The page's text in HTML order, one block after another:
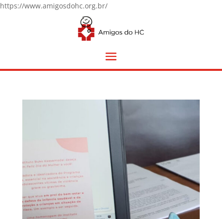
https://www.amigosdohc.org.br/